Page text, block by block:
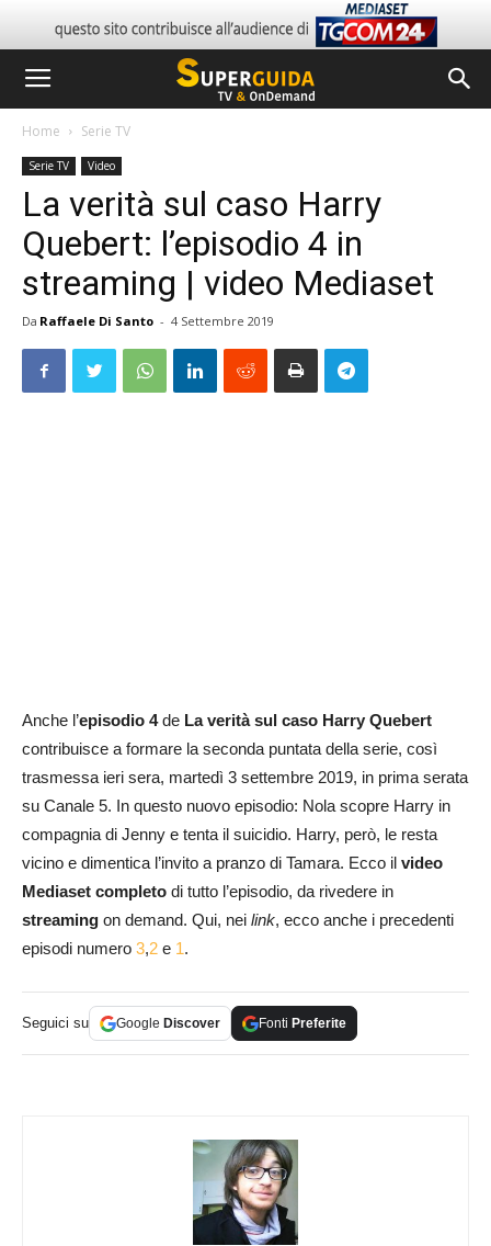
Home Serie TV
Serie TV Video
La verità sul caso Harry
Quebert: l’episodio 4 in
streaming | video Mediaset
Da Raffaele Di Santo - 4 Settembre 2019
Anche l’episodio 4de La verità sul caso Harry Quebert
contribuisce a formare la seconda puntata della serie, così
trasmessa ieri sera, martedì 3 settembre 2019, in prima serata
su Canale 5. In questo nuovo episodio: Nola scopre Harry in
compagnia di Jenny e tenta il suicidio. Harry, però, le resta
vicino e dimentica l’invito a pranzo di Tamara. Ecco il video
Mediaset completo di tutto l’episodio, da rivedere in
streaming on demand. Qui, nei link, ecco anche i precedenti
episodi numero 3,2 e 1.
Seguici su Google Discover Fonti Preferite